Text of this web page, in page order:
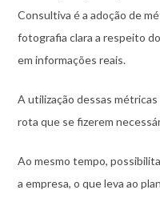
Consultiva é a adoção de
fotografia clara a respeito
em informações reais.
A utilização dessas
rota que se fizerem
Ao mesmo tempo,
a empresa, o que leva ao